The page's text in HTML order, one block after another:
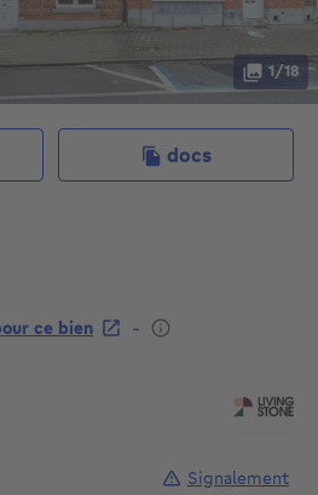
ce bien
-
1/18
docs
Signalement